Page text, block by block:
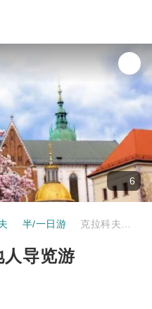
6
半/一日游
导览游